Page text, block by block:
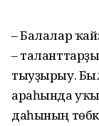
– Балалар
–
тыуҙырыу.
араһында
даһының